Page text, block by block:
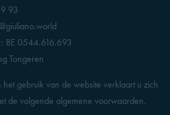
93
BE 0544.616.693
Tongeren
gebruik van de website verklaart u zich
de volgende algemene voorwaarden.